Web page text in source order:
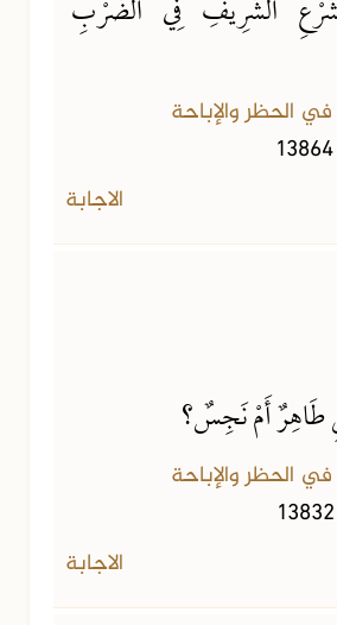
الشَّرِيفِ فِي الضَّرْبِ
الحظر والإباحة
13864
الاجابة
طَاهِرٌ أَمْ نَجِسٌ؟
الحظر والإباحة
13832
الاجابة